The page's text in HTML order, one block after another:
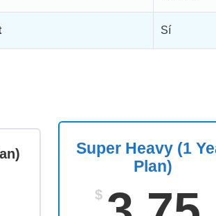
Sí
Super Heavy (1
Plan)
$